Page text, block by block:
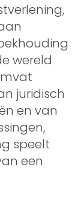
wereld
juridisch
en van
speelt
een